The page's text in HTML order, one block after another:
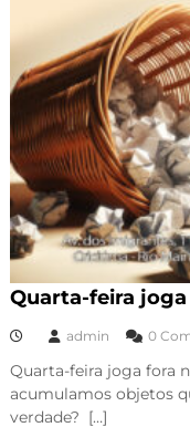
Quarta-feira
admin 0
Quarta-feira joga fora
acumulamos objetos
verdade? […]